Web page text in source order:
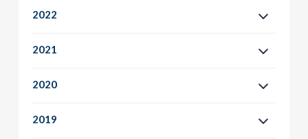
2022
2021
2020
2019